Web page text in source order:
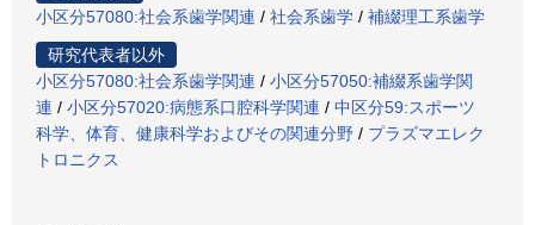
小区分57080:社会系歯学関連 / 社会系歯学 / 補綴理工系歯学
研究代表者以外
小区分57080:社会系歯学関連 / 小区分57050:補綴系歯学関
連 / 小区分57020:病態系口腔科学関連 / 中区分59:スポーツ
科学、体育、健康科学およびその関連分野 / プラズマエレク
トロニクス